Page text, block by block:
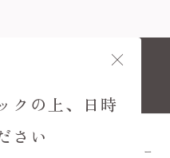
メニュー
クの上、日時
さい